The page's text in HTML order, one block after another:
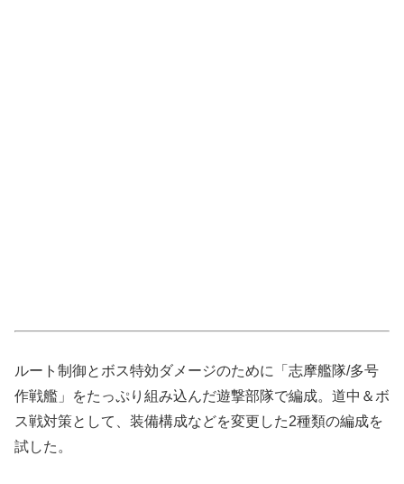
ルート制御とボス特効ダメージのために「志摩艦隊/多号
作戦艦」をたっぷり組み込んだ遊撃部隊で編成。道中＆ボ
ス戦対策として、装備構成などを変更した2種類の編成を
試した。